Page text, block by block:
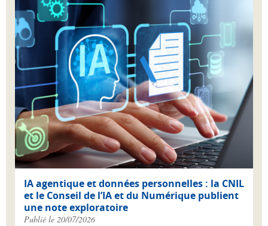
IA agentique et données personnelles : la CNIL
et le Conseil de l’IA et du Numérique publient
une note exploratoire
Publié le 20/07/2026